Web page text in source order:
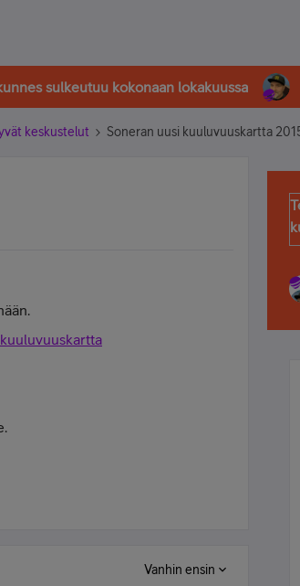
sulkeutuu kokonaan lokakuussa
keskustelut Soneran uusi kuuluvuuskartta
Vanhin ensin